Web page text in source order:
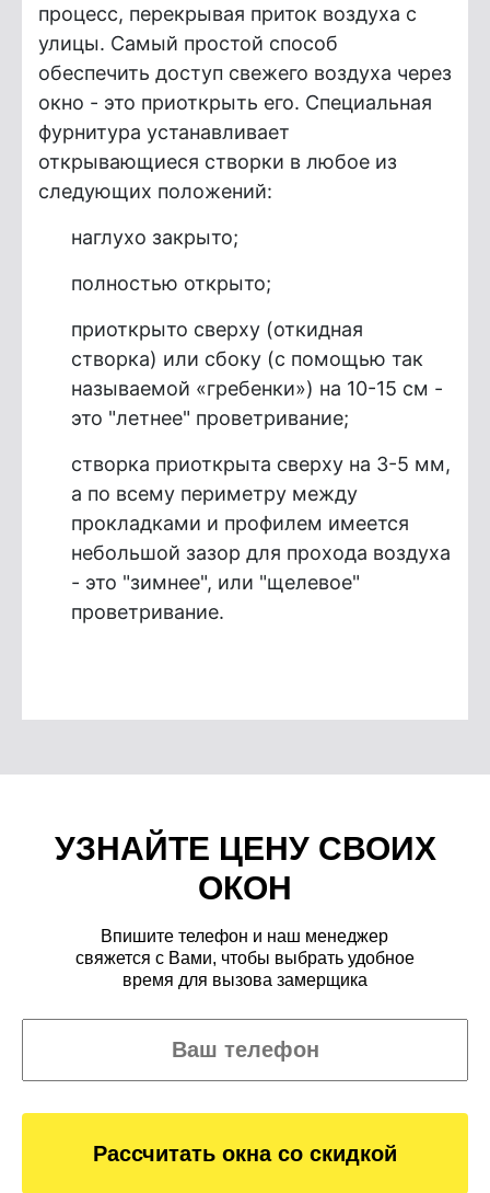
процесс, перекрывая приток воздуха с
улицы. Самый простой способ
обеспечить доступ свежего воздуха через
окно - это приоткрыть его. Специальная
фурнитура устанавливает
открывающиеся створки в любое из
следующих положений:
наглухо закрыто;
полностью открыто;
приоткрыто сверху (откидная
створка) или сбоку (с помощью так
называемой «гребенки») на 10-15 см -
это "летнее" проветривание;
створка приоткрыта сверху на 3-5 мм,
а по всему периметру между
прокладками и профилем имеется
небольшой зазор для прохода воздуха
- это "зимнее", или "щелевое"
проветривание.
УЗНАЙТЕ ЦЕНУ СВОИХ
ОКОН
Впишите телефон и наш менеджер
свяжется с Вами, чтобы выбрать удобное
время для вызова замерщика
Рассчитать окна со скидкой